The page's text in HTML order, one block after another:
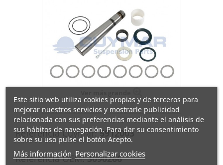
Referencia Cuymar: 5912003
Referencia OEM: 3090266
Este sitio web utiliza cookies propias y de terceros para
mejorar nuestros servicios y mostrarle publicidad
relacionada con sus preferencias mediante el análisis de
sus hábitos de navegación. Para dar su consentimiento
sobre su uso pulse el botón Acepto.
Más información Personalizar cookies